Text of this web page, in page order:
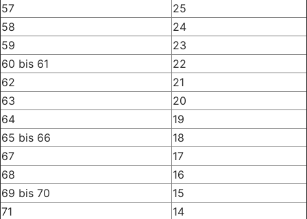
57
25
58
24
59
23
60 bis 61
22
62
21
63
20
64
19
65 bis 66
18
67
17
68
16
69 bis 70
15
71
14